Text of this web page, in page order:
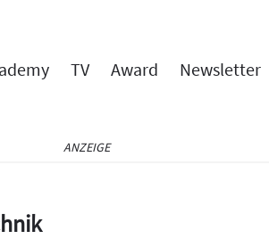
TV Award Newsletter
ANZEIGE